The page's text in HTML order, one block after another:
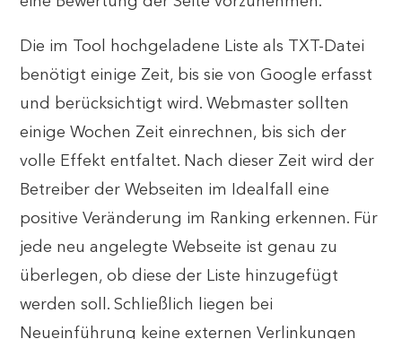
Die im Tool hochgeladene Liste als TXT-Datei
benötigt einige Zeit, bis sie von Google erfasst
und berücksichtigt wird. Webmaster sollten
einige Wochen Zeit einrechnen, bis sich der
volle Effekt entfaltet. Nach dieser Zeit wird der
Betreiber der Webseiten im Idealfall eine
positive Veränderung im Ranking erkennen. Für
jede neu angelegte Webseite ist genau zu
überlegen, ob diese der Liste hinzugefügt
werden soll. Schließlich liegen bei
Neueinführung keine externen Verlinkungen